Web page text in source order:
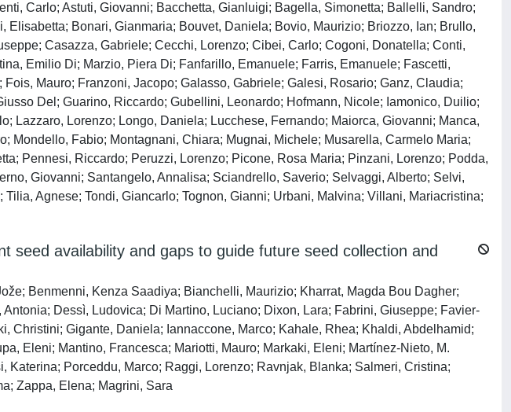
Carlo; Astuti, Giovanni; Bacchetta, Gianluigi; Bagella, Simonetta; Ballelli, Sandro;
Bonari, Gianmaria; Bouvet, Daniela; Bovio, Maurizio; Briozzo, Ian; Brullo,
Casazza, Gabriele; Cecchi, Lorenzo; Cibei, Carlo; Cogoni, Donatella; Conti,
Emilio Di; Marzio, Piera Di; Fanfarillo, Emanuele; Farris, Emanuele; Fascetti,
Mauro; Franzoni, Jacopo; Galasso, Gabriele; Galesi, Rosario; Ganz, Claudia;
Del; Guarino, Riccardo; Gubellini, Leonardo; Hofmann, Nicole; Iamonico, Duilio;
Lazzaro, Lorenzo; Longo, Daniela; Lucchese, Fernando; Maiorca, Giovanni; Manca,
Mondello, Fabio; Montagnani, Chiara; Mugnai, Michele; Musarella, Carmelo Maria;
Pennesi, Riccardo; Peruzzi, Lorenzo; Picone, Rosa Maria; Pinzani, Lorenzo; Podda,
Giovanni; Santangelo, Annalisa; Sciandrello, Saverio; Selvaggi, Alberto; Selvi,
Agnese; Tondi, Giancarlo; Tognon, Gianni; Urbani, Malvina; Villani, Mariacristina;
seed availability and gaps to guide future seed collection and
Benmenni, Kenza Saadiya; Bianchelli, Maurizio; Kharrat, Magda Bou Dagher;
Dessì, Ludovica; Di Martino, Luciano; Dixon, Lara; Fabrini, Giuseppe; Favier-
Christini; Gigante, Daniela; Iannaccone, Marco; Kahale, Rhea; Khaldi, Abdelhamid;
Eleni; Mantino, Francesca; Mariotti, Mauro; Markaki, Eleni; Martínez-Nieto, M.
Porceddu, Marco; Raggi, Lorenzo; Ravnjak, Blanka; Salmeri, Cristina;
Zappa, Elena; Magrini, Sara